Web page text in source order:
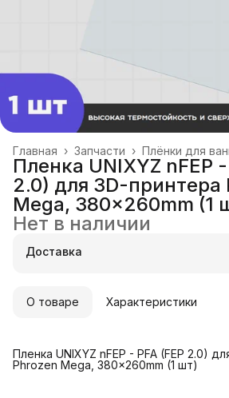
Плёнки для
Запчасти ›
Главная ›
Пленка UNIXYZ nFEP -
2.0) для 3D-принтера
Mega, 380x260mm (1
Нет в наличии
Доставка
О товаре Характеристики
Пленка UNIXYZ nFEP - PFA (FEP 2.0)
Phrozen Mega, 380x260mm (1 шт)